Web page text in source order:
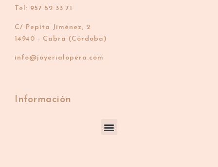
Tel: 957 52 33 71
C/ Pepita Jiménez, 2
14940 - Cabra (Córdoba)
info@joyerialopera.com
Información